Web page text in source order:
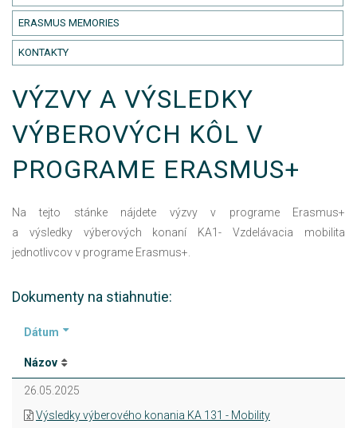
ERASMUS MEMORIES
KONTAKTY
VÝZVY A VÝSLEDKY
VÝBEROVÝCH KÔL V
PROGRAME ERASMUS+
Na tejto stánke nájdete výzvy v programe Erasmus+
a výsledky výberových konaní KA1- Vzdelávacia mobilita
jednotlivcov v programe Erasmus+.
Dokumenty na stiahnutie:
Dátum
Názov
26.05.2025
Výsledky výberového konania KA 131 - Mobility